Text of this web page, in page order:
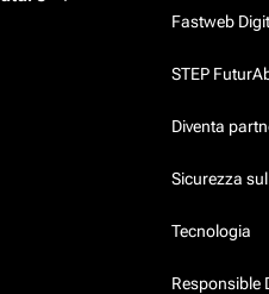
Fastweb
STEP
Diventa
Sicurezza
Tecnologia
Responsible